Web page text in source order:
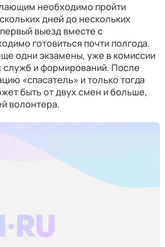
необходимо пройти
дней до нескольких
выезд вместе с
готовиться почти полгода.
одни экзамены, уже в комиссии
служб и формирований. После
«спасатель» и только тогда
быть от двух смен и больше,
волонтера.